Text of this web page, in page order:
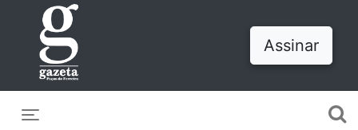
Assinar